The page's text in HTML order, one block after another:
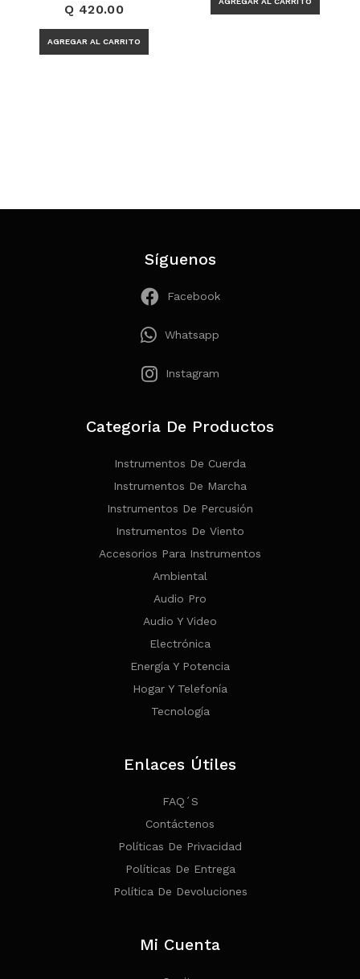
Q 420.00
Síguenos
Facebook
Whatsapp
Instagram
Categoria De Productos
Instrumentos De Cuerda
Instrumentos De Marcha
Instrumentos De Percusión
Instrumentos De Viento
Accesorios Para Instrumentos
Ambiental
Audio Pro
Audio Y Video
Electrónica
Energía Y Potencia
Hogar Y Telefonía
Tecnología
Enlaces Útiles
FAQ´s
Contáctenos
Políticas De Privacidad
Políticas De Entrega
Política De Devoluciones
Mi Cuenta